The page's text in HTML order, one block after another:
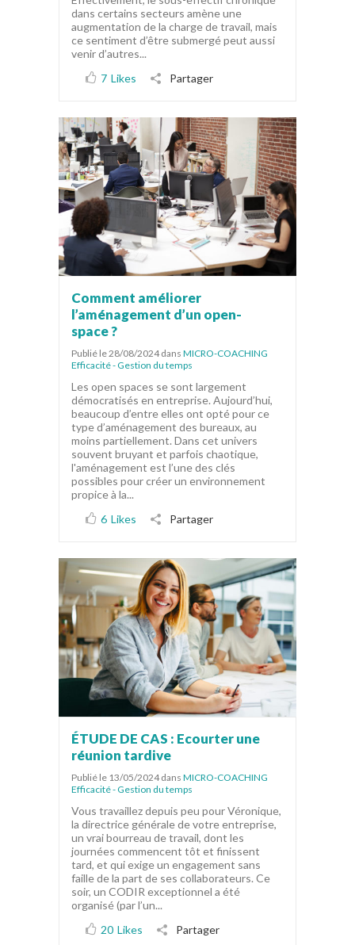
dans certains secteurs amène une
augmentation de la charge de travail, mais
ce sentiment d’être submergé peut aussi
venir d’autres...
7 Likes Partager
Comment améliorer
l’aménagement d’un open-
space ?
Publié le 28/08/2024dans MICRO-COACHING
Efficacité - Gestion du temps
Les open spaces se sont largement
démocratisés en entreprise. Aujourd’hui,
beaucoup d’entre elles ont opté pour ce
type d’aménagement des bureaux, au
moins partiellement. Dans cet univers
souvent bruyant et parfois chaotique,
l'aménagement est l’une des clés
possibles pour créer un environnement
propice à la...
6 Likes Partager
ÉTUDE DE CAS : Ecourter une
réunion tardive
Publié le 13/05/2024dans MICRO-COACHING
Efficacité - Gestion du temps
Vous travaillez depuis peu pour Véronique,
la directrice générale de votre entreprise,
un vrai bourreau de travail, dont les
journées commencent tôt et finissent
tard, et qui exige un engagement sans
faille de la part de ses collaborateurs. Ce
soir, un CODIR exceptionnel a été
organisé (par l’un...
20 Likes Partager